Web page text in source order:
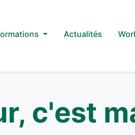
Actualités
c'est